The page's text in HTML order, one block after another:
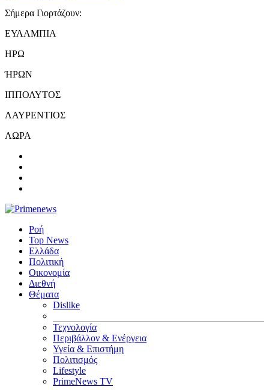
Σήμερα Γιορτάζουν:
ΕΥΛΑΜΠΙΑ
ΗΡΩ
ΉΡΩΝ
ΙΠΠΟΛΥΤΟΣ
ΛΑΥΡΕΝΤΙΟΣ
ΛΩΡΑ
Ροή
Top News
Ελλάδα
Πολιτική
Οικονομία
Διεθνή
Θέματα
Dislike
Τεχνολογία
Περιβάλλον & Ενέργεια
Υγεία & Επιστήμη
Πολιτισμός
Lifestyle
PrimeNews TV